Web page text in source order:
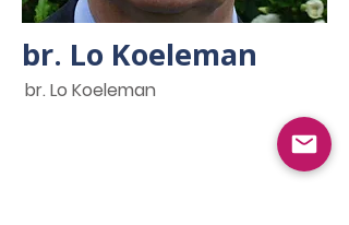
br. Lo Koeleman
br. Lo Koeleman